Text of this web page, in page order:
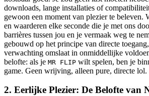
downloads, lange installaties of
gewoon een moment van plezier te beleven.
en waarderen elke seconde die je met ons
barrières tussen jou en je vermaak weg te
gebouwd op het principe van directe
verwachting omslaat in onmiddellijke
belofte: als je MR FLIP wilt spelen, ben je
game. Geen wrijving, alleen pure, directe lol.
2. Eerlijke Plezier: De Belofte van